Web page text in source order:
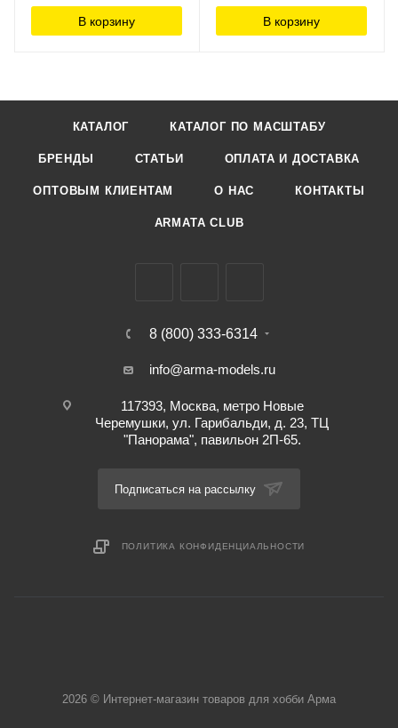
В корзину В корзину
КАТАЛОГ КАТАЛОГ ПО МАСШТАБУ
БРЕНДЫ СТАТЬИ ОПЛАТА И ДОСТАВКА
ОПТОВЫМ КЛИЕНТАМ О НАС КОНТАКТЫ
ARMATA CLUB
8 (800) 333-6314
info@arma-models.ru
117393, Москва, метро Новые
Черемушки, ул. Гарибальди, д. 23, ТЦ
"Панорама", павильон 2П-65.
Подписаться на рассылку
ПОЛИТИКА КОНФИДЕНЦИАЛЬНОСТИ
2026 © Интернет-магазин товаров для хобби Арма